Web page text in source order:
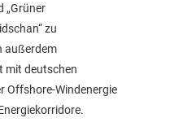
„Grüner
zu
außerdem
mit deutschen
Offshore-Windenergie